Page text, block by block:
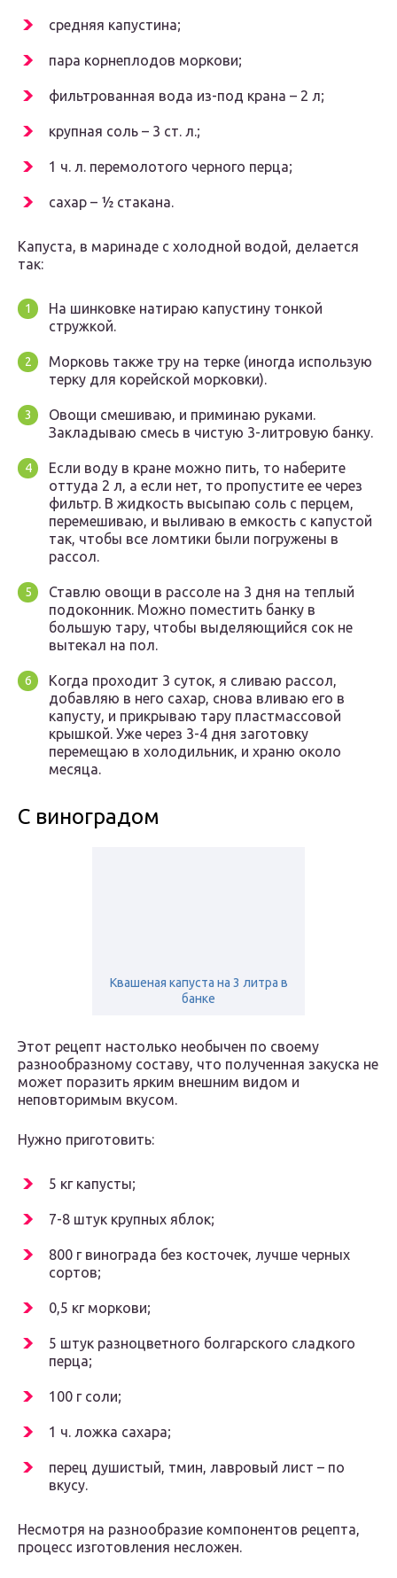
средняя капустина;
пара корнеплодов моркови;
фильтрованная вода из-под крана – 2 л;
крупная соль – 3 ст. л.;
1 ч. л. перемолотого черного перца;
сахар – ½ стакана.
Капуста, в маринаде с холодной водой, делается
так:
На шинковке натираю капустину тонкой
стружкой.
Морковь также тру на терке (иногда использую
терку для корейской морковки).
Овощи смешиваю, и приминаю руками.
Закладываю смесь в чистую 3-литровую банку.
Если воду в кране можно пить, то наберите
оттуда 2 л, а если нет, то пропустите ее через
фильтр. В жидкость высыпаю соль с перцем,
перемешиваю, и выливаю в емкость с капустой
так, чтобы все ломтики были погружены в
рассол.
Ставлю овощи в рассоле на 3 дня на теплый
подоконник. Можно поместить банку в
большую тару, чтобы выделяющийся сок не
вытекал на пол.
Когда проходит 3 суток, я сливаю рассол,
добавляю в него сахар, снова вливаю его в
капусту, и прикрываю тару пластмассовой
крышкой. Уже через 3-4 дня заготовку
перемещаю в холодильник, и храню около
месяца.
С виноградом
Квашеная капуста на 3 литра в
банке
Этот рецепт настолько необычен по своему
разнообразному составу, что полученная закуска не
может поразить ярким внешним видом и
неповторимым вкусом.
Нужно приготовить:
5 кг капусты;
7-8 штук крупных яблок;
800 г винограда без косточек, лучше черных
сортов;
0,5 кг моркови;
5 штук разноцветного болгарского сладкого
перца;
100 г соли;
1 ч. ложка сахара;
перец душистый, тмин, лавровый лист – по
вкусу.
Несмотря на разнообразие компонентов рецепта,
процесс изготовления несложен.